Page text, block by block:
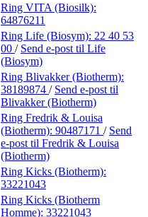
Ring VITA (Biosilk):
64876211
Ring Life (Biosym): 22 40 53
00 / Send e-post til Life
(Biosym)
Ring Blivakker (Biotherm):
38189874 / Send e-post til
Blivakker (Biotherm)
Ring Fredrik & Louisa
(Biotherm): 90487171 / Send
e-post til Fredrik & Louisa
(Biotherm)
Ring Kicks (Biotherm):
33221043
Ring Kicks (Biotherm
Homme): 33221043